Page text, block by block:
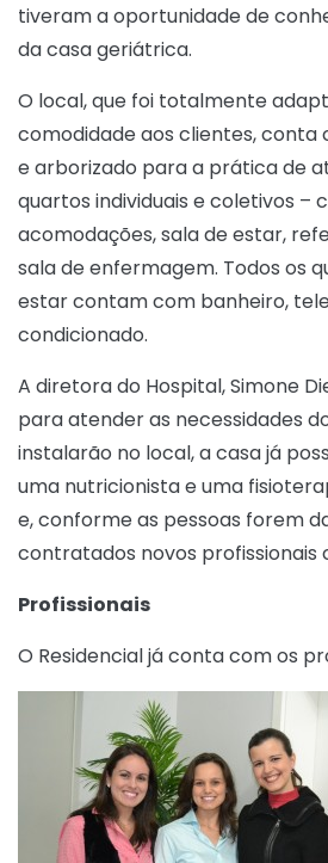
tiveram a oportunidade de
da casa geriátrica.
O local, que foi totalmente
comodidade aos clientes,
e arborizado para a prática de
quartos individuais e coletivos –
acomodações, sala de estar,
sala de enfermagem. Todos os
estar contam com banheiro,
condicionado.
A diretora do Hospital, Simone
para atender as necessidades
instalarão no local, a casa já
uma nutricionista e uma
e, conforme as pessoas forem
contratados novos profissionais
Profissionais
O Residencial já conta com os